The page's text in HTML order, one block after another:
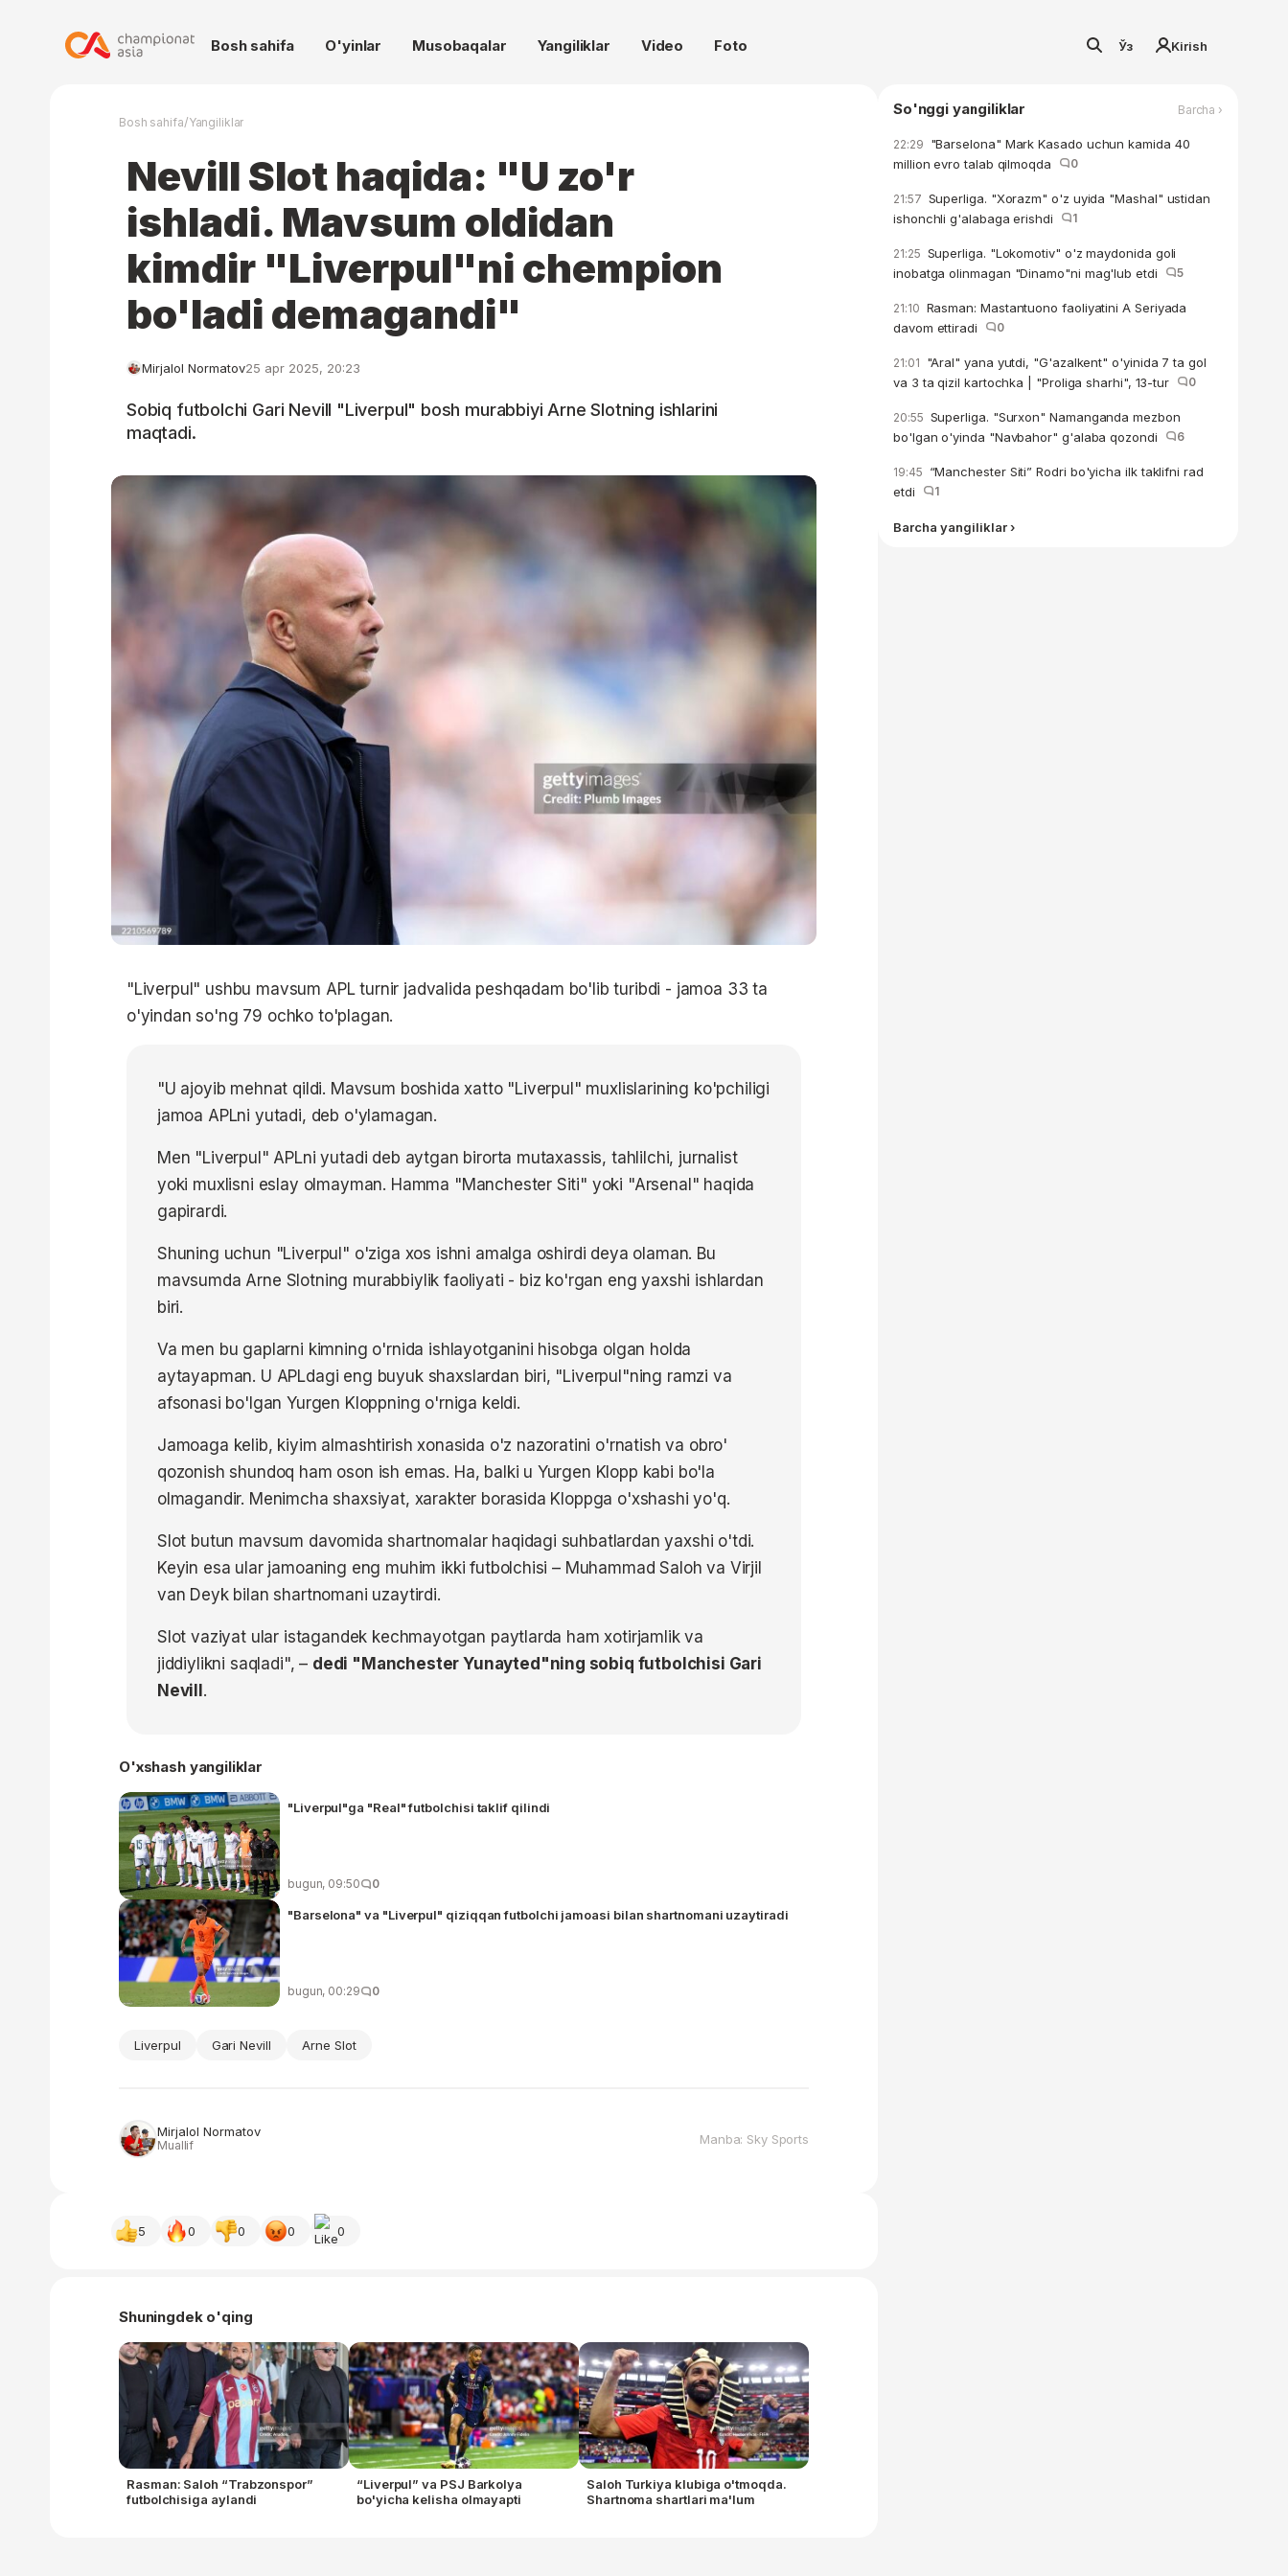
Bosh sahifa O'yinlar Musobaqalar Yangiliklar Video Foto Ўз Kirish
Bosh sahifa/Yangiliklar
Nevill Slot haqida: "U zo'r
ishladi. Mavsum oldidan
kimdir "Liverpul"ni chempion
bo'ladi demagandi"
Mirjalol Normatov25 apr 2025, 20:23
Sobiq futbolchi Gari Nevill "Liverpul" bosh murabbiyi Arne Slotning ishlarini
maqtadi.
"Liverpul" ushbu mavsum APL turnir jadvalida peshqadam bo'lib turibdi - jamoa 33 ta
o'yindan so'ng 79 ochko to'plagan.
"U ajoyib mehnat qildi. Mavsum boshida xatto "Liverpul" muxlislarining ko'pchiligi
jamoa APLni yutadi, deb o'ylamagan.
Men "Liverpul" APLni yutadi deb aytgan birorta mutaxassis, tahlilchi, jurnalist
yoki muxlisni eslay olmayman. Hamma "Manchester Siti" yoki "Arsenal" haqida
gapirardi.
Shuning uchun "Liverpul" o'ziga xos ishni amalga oshirdi deya olaman. Bu
mavsumda Arne Slotning murabbiylik faoliyati - biz ko'rgan eng yaxshi ishlardan
biri.
Va men bu gaplarni kimning o'rnida ishlayotganini hisobga olgan holda
aytayapman. U APLdagi eng buyuk shaxslardan biri, "Liverpul"ning ramzi va
afsonasi bo'lgan Yurgen Kloppning o'rniga keldi.
Jamoaga kelib, kiyim almashtirish xonasida o'z nazoratini o'rnatish va obro'
qozonish shundoq ham oson ish emas. Ha, balki u Yurgen Klopp kabi bo'la
olmagandir. Menimcha shaxsiyat, xarakter borasida Kloppga o'xshashi yo'q.
Slot butun mavsum davomida shartnomalar haqidagi suhbatlardan yaxshi o'tdi.
Keyin esa ular jamoaning eng muhim ikki futbolchisi – Muhammad Saloh va Virjil
van Deyk bilan shartnomani uzaytirdi.
Slot vaziyat ular istagandek kechmayotgan paytlarda ham xotirjamlik va
jiddiylikni saqladi", – dedi "Manchester Yunayted"ning sobiq futbolchisi Gari
Nevill .
O'xshash yangiliklar
"Liverpul"ga "Real" futbolchisi taklif qilindi
bugun, 09:50 0
"Barselona" va "Liverpul" qiziqqan futbolchi jamoasi bilan shartnomani uzaytiradi
bugun, 00:29 0
Liverpul Gari Nevill Arne Slot
Mirjalol Normatov
Muallif Manba: Sky Sports
5 0 0 0 0
Shuningdek o'qing
Rasman: Saloh “Trabzonspor”
futbolchisiga aylandi
“Liverpul” va PSJ Barkolya
bo'yicha kelisha olmayapti
Saloh Turkiya klubiga o'tmoqda.
Shartnoma shartlari ma'lum
So'nggi yangiliklar Barcha ›
22:29 "Barselona" Mark Kasado uchun kamida 40
million evro talab qilmoqda
0
21:57 Superliga. "Xorazm" o'z uyida "Mashal" ustidan
ishonchli g'alabaga erishdi
1
21:25 Superliga. "Lokomotiv" o'z maydonida goli
inobatga olinmagan "Dinamo"ni mag'lub etdi
5
21:10 Rasman: Mastantuono faoliyatini A Seriyada
davom ettiradi
0
21:01 "Aral" yana yutdi, "G'azalkent" o'yinida 7 ta gol
va 3 ta qizil kartochka | "Proliga sharhi", 13-tur
0
20:55 Superliga. "Surxon" Namanganda mezbon
bo'lgan o'yinda "Navbahor" g'alaba qozondi
6
19:45 “Manchester Siti” Rodri bo'yicha ilk taklifni rad
etdi
1
Barcha yangiliklar ›